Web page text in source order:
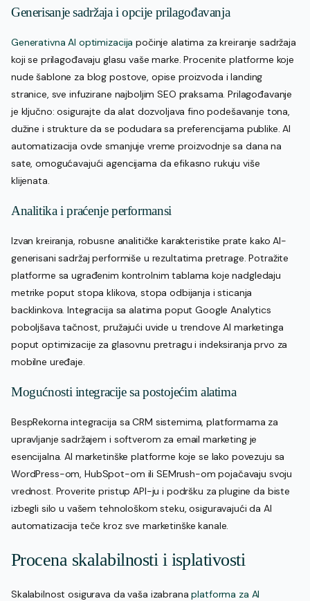
Generisanje sadržaja i opcije prilagođavanja
Generativna AI optimizacija počinje alatima za kreiranje sadržaja
koji se prilagođavaju glasu vaše marke. Procenite platforme koje
nude šablone za blog postove, opise proizvoda i landing
stranice, sve infuzirane najboljim SEO praksama. Prilagođavanje
je ključno: osigurajte da alat dozvoljava fino podešavanje tona,
dužine i strukture da se podudara sa preferencijama publike. AI
automatizacija ovde smanjuje vreme proizvodnje sa dana na
sate, omogućavajući agencijama da efikasno rukuju više
klijenata.
Analitika i praćenje performansi
Izvan kreiranja, robusne analitičke karakteristike prate kako AI-
generisani sadržaj performiše u rezultatima pretrage. Potražite
platforme sa ugrađenim kontrolnim tablama koje nadgledaju
metrike poput stopa klikova, stopa odbijanja i sticanja
backlinkova. Integracija sa alatima poput Google Analytics
poboljšava tačnost, pružajući uvide u trendove AI marketinga
poput optimizacije za glasovnu pretragu i indeksiranja prvo za
mobilne uređaje.
Mogućnosti integracije sa postojećim alatima
BespRekorna integracija sa CRM sistemima, platformama za
upravljanje sadržajem i softverom za email marketing je
esencijalna. AI marketinške platforme koje se lako povezuju sa
WordPress-om, HubSpot-om ili SEMrush-om pojačavaju svoju
vrednost. Proverite pristup API-ju i podršku za plugine da biste
izbegli silo u vašem tehnološkom steku, osiguravajući da AI
automatizacija teče kroz sve marketinške kanale.
Procena skalabilnosti i isplativosti
Skalabilnost osigurava da vaša izabranaplatforma za AI